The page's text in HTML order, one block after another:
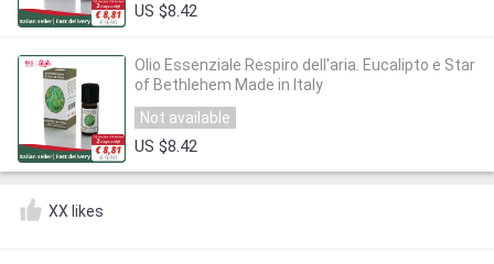
US $8.42
Olio Essenziale Respiro dell'aria. Eucalipto e Star
of Bethlehem Made in Italy
Not available
US $8.42
XX likes